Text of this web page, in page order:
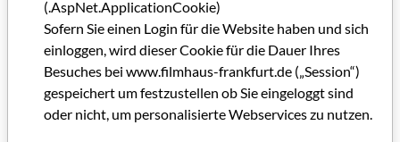
um so mehr da die Zeit selbst zu einem relativen Tatbestand
wird: Was immer auch Jahrhunderte vorher geschah, all diese
Ereignisse existieren heute noch und beeinflussen uns in der
einen oder anderen Weise." Da "Turandot" wohl kaum eine
Chance hat, bei uns in kommerziellen Kinos zu laufen,
(.AspNet.ApplicationCookie)
Sofern Sie einen Login für die Website haben und sich
einloggen, wird dieser Cookie für die Dauer Ihres
Besuches bei www.filmhaus-frankfurt.de („Session“)
gespeichert um festzustellen ob Sie eingeloggt sind
oder nicht, um personalisierte Webservices zu nutzen.